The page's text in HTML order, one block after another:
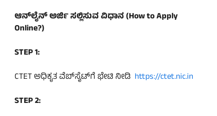
ಆನ್‌ಲೈನ್ ಅರ್ಜಿ ಸಲ್ಲಿಸುವ ವಿಧಾನ (How to Apply
Online?)
STEP 1:
CTET ಅಧಿಕೃತ ವೆಬ್‌ಸೈಟ್‌ಗೆ ಭೇಟಿ ನೀಡಿ https://ctet.nic.in
STEP 2: